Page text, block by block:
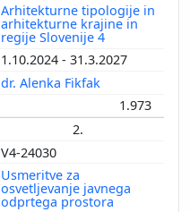
Arhitekturne tipologije in
arhitekturne krajine in
regije Slovenije 4
1.10.2024 - 31.3.2027
dr. Alenka Fikfak
1.973
2.
V4-24030
Usmeritve za
osvetljevanje javnega
odprtega prostora